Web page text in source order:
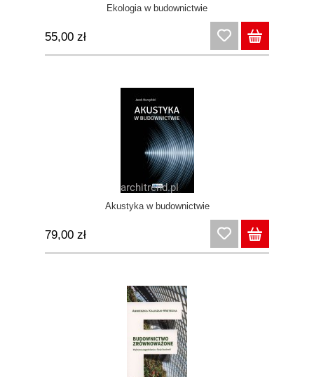
Ekologia w budownictwie
55,00 zł
Akustyka w budownictwie
79,00 zł